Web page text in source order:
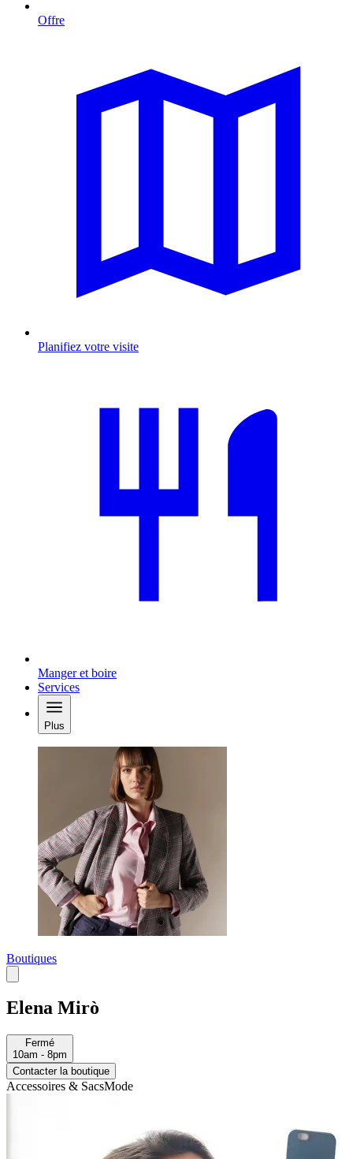
Offre
Planifiez votre visite
Manger et boire
Services
Plus
Boutiques
Elena Mirò
Fermé
10am - 8pm
Contacter la boutique
Accessoires & SacsMode